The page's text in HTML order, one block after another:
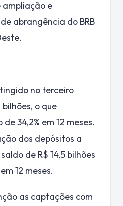
e
abrangência do BRB
no terceiro
o que
34,2% em 12 meses.
dos depósitos a
de R$ 14,5 bilhões
12 meses.
as captações com